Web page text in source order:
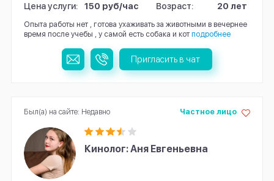
Цена услуги: 150 руб/час Возраст: 20 лет
Опыта работы нет , готова ухаживать за животными в вечернее
время после учебы , у самой есть собака и кот подробнее
Пригласить в чат
Кинолог: Аня Евгеньевна
Частное лицо
Был(а) на сайте: Недавно